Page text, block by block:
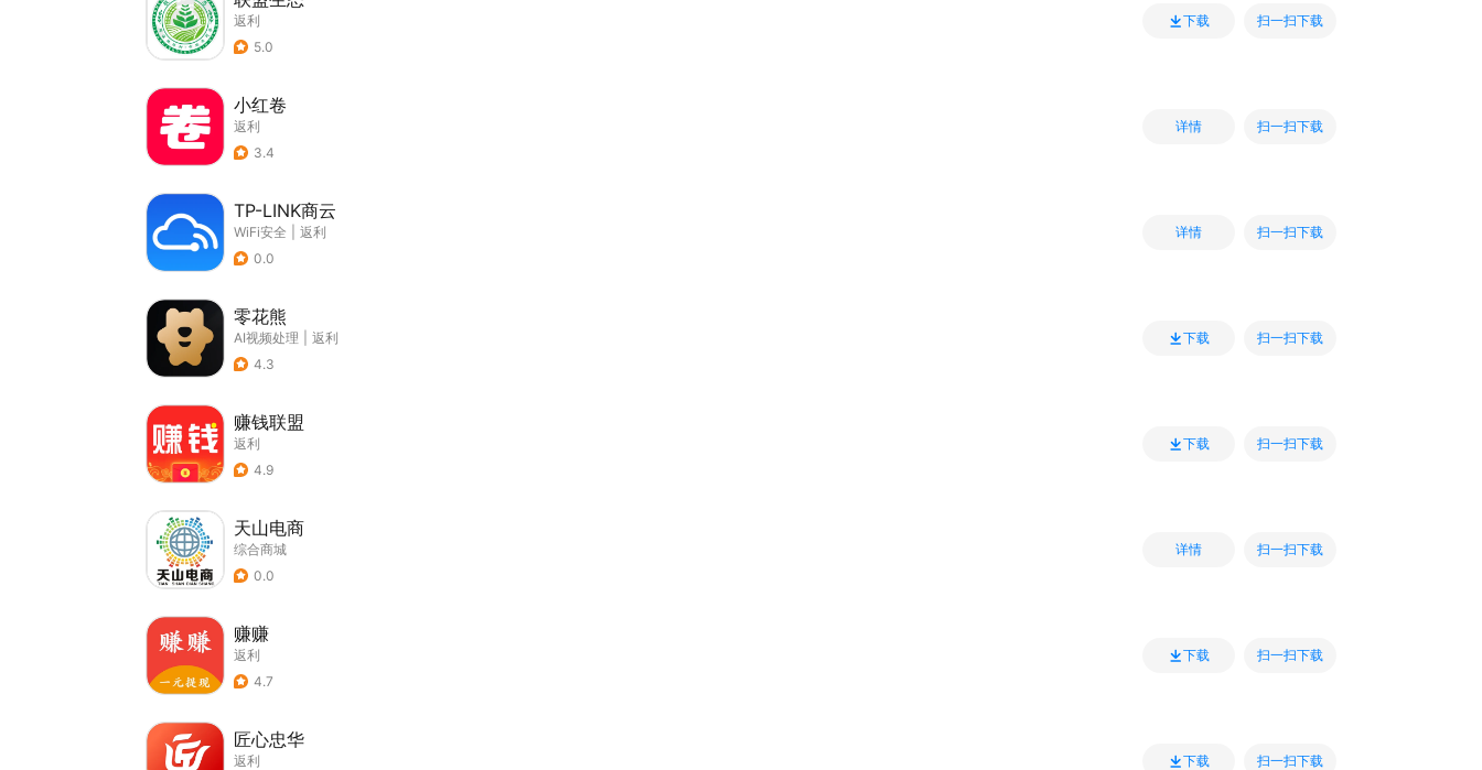
返利
5.0
下载 扫一扫下载
小红卷
返利
3.4
详情 扫一扫下载
TP-LINK商云
WiFi安全
返利
0.0
详情 扫一扫下载
零花熊
AI视频处理
返利
4.3
下载 扫一扫下载
赚钱联盟
返利
4.9
下载 扫一扫下载
天山电商
综合商城
0.0
详情 扫一扫下载
赚赚
返利
4.7
下载 扫一扫下载
匠心忠华
返利
下载 扫一扫下载